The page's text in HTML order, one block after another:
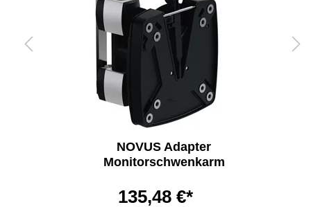
NOVUS Adapter
Monitorschwenkarm
135,48 €*